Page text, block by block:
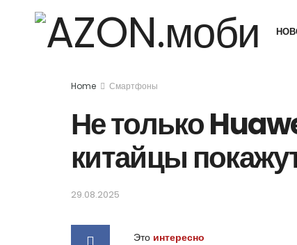
Home Смартфоны
Не только
китайцы
29.08.2025
Это интересно